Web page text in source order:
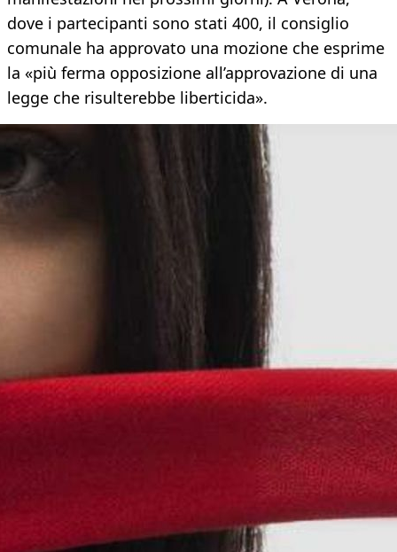
dove i partecipanti sono stati 400, il consiglio
comunale ha approvato una mozione che esprime
la «più ferma opposizione all’approvazione di una
legge che risulterebbe liberticida».